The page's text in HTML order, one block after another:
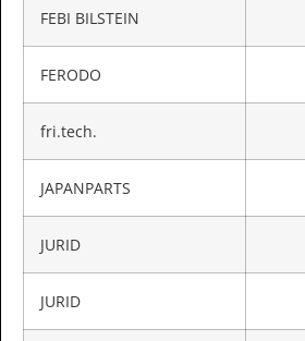
FEBI BILSTEIN
FERODO
fri.tech.
JAPANPARTS
JURID
JURID